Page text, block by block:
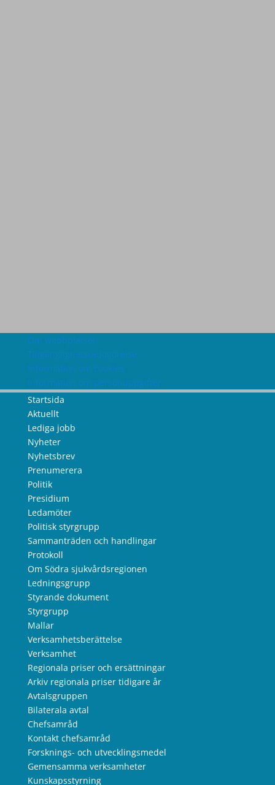
Om webbplatsen
Tillgänglighetsredogörelse
Information om cookies
Information om personuppgifter
Startsida
Aktuellt
Lediga jobb
Nyheter
Nyhetsbrev
Prenumerera
Politik
Presidium
Ledamöter
Politisk styrgrupp
Sammanträden och handlingar
Protokoll
Om Södra sjukvårdsregionen
Ledningsgrupp
Styrande dokument
Styrgrupp
Mallar
Verksamhetsberättelse
Verksamhet
Regionala priser och ersättningar
Arkiv regionala priser tidigare år
Avtalsgruppen
Bilaterala avtal
Chefsamråd
Kontakt chefsamråd
Forsknings- och utvecklingsmedel
Gemensamma verksamheter
Kunskapsstyrning